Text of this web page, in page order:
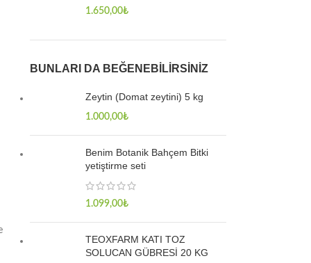
1.650,00₺
BUNLARI DA BEĞENEBILIRSINIZ
Zeytin (Domat zeytini) 5 kg
1.000,00₺
Benim Botanik Bahçem Bitki
yetiştirme seti
1.099,00₺
TEOXFARM KATI TOZ
SOLUCAN GÜBRESİ 20 KG